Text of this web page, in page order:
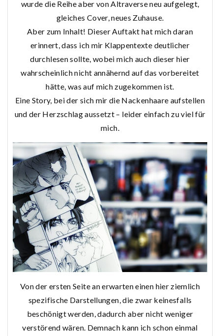
wurde die Reihe aber von Altraverse neu aufgelegt,
gleiches Cover, neues Zuhause.
Aber zum Inhalt! Dieser Auftakt hat mich daran
erinnert, dass ich mir Klappentexte deutlicher
durchlesen sollte, wobei mich auch dieser hier
wahrscheinlich nicht annähernd auf das vorbereitet
hätte, was auf mich zugekommen ist.
Eine Story, bei der sich mir die Nackenhaare aufstellen
und der Herzschlag aussetzt – leider einfach zu viel für
mich.
Von der ersten Seite an erwarten einen hier ziemlich
spezifische Darstellungen, die zwar keinesfalls
beschönigt werden, dadurch aber nicht weniger
verstörend wären. Demnach kann ich schon einmal